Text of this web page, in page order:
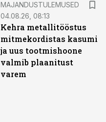
MAJANDUSTULEMUSED
04.08.26, 08:13
Kehra metallitööstus
mitmekordistas kasumi
ja uus tootmishoone
valmib plaanitust
varem